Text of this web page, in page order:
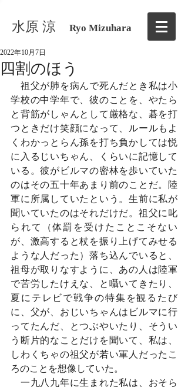
水原 涼 Ryo Mizuhara
四割のほう
2022年10月7日
祖父が肺を病んで死んだとき私は小
学校の中学年で、彼のことを、やたら
と背筋がしゃんとして厳格な、碁を打
つときだけ笑顔になって、ルールもよ
くわかっとらん孫を打ち負かしては悦
に入るじいちゃん、くらいに記憶して
いる。彼がビルマの密林を歩いていた
のはその五十年あまり前のことだ。陸
軍に所属していたという。生前に私が
聞いていたのはそれだけだ。祖父に叱
られて（体罰を受けたことこそない
が、激高すると杖を振り上げてみせる
ような人だった）落ち込んでいると、
祖母が取りなすように、あの人は陸軍
で苦労したけえな、と囁いてきたり、
夏にテレビで戦争の特集を観るたび
に、父が、おじいちゃんはビルマに行
ってたんだ、とつぶやいたり、そうい
う断片的なことだけを聞いて、私は、
しわくちゃの祖父が若い軍人だったこ
ろのことを想像していた。
一九八九年に生まれた私は、おそら